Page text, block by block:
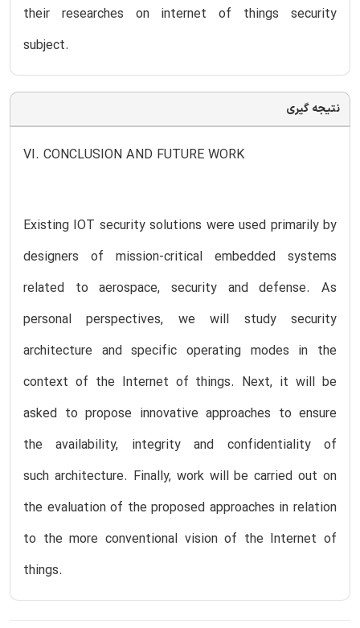
their researches on internet of things security
subject.
نتیجه گیری
VI. CONCLUSION AND FUTURE WORK
Existing IOT security solutions were used primarily by
designers of mission-critical embedded systems
related to aerospace, security and defense. As
personal perspectives, we will study security
architecture and specific operating modes in the
context of the Internet of things. Next, it will be
asked to propose innovative approaches to ensure
the availability, integrity and confidentiality of
such architecture. Finally, work will be carried out on
the evaluation of the proposed approaches in relation
to the more conventional vision of the Internet of
things.